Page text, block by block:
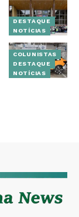
DESTAQUE
NOTÍCIAS
COLUNISTAS
DESTAQUE
NOTÍCIAS